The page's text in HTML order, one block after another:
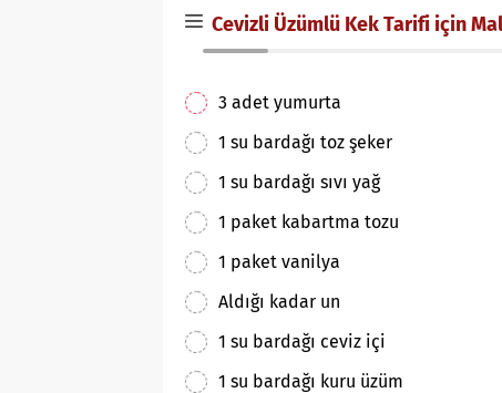
Cevizli Üzümlü Kek Tarifi için
3 adet yumurta
1 su bardağı toz şeker
1 su bardağı sıvı yağ
1 paket kabartma tozu
1 paket vanilya
Aldığı kadar un
1 su bardağı ceviz içi
1 su bardağı kuru üzüm